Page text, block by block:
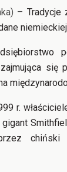
– Tradycje
się
r.
gigant
chiński